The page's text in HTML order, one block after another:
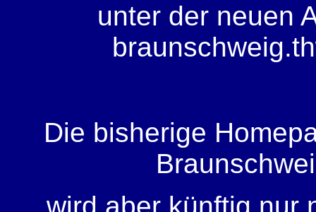
unter der neuen
Die bisherige